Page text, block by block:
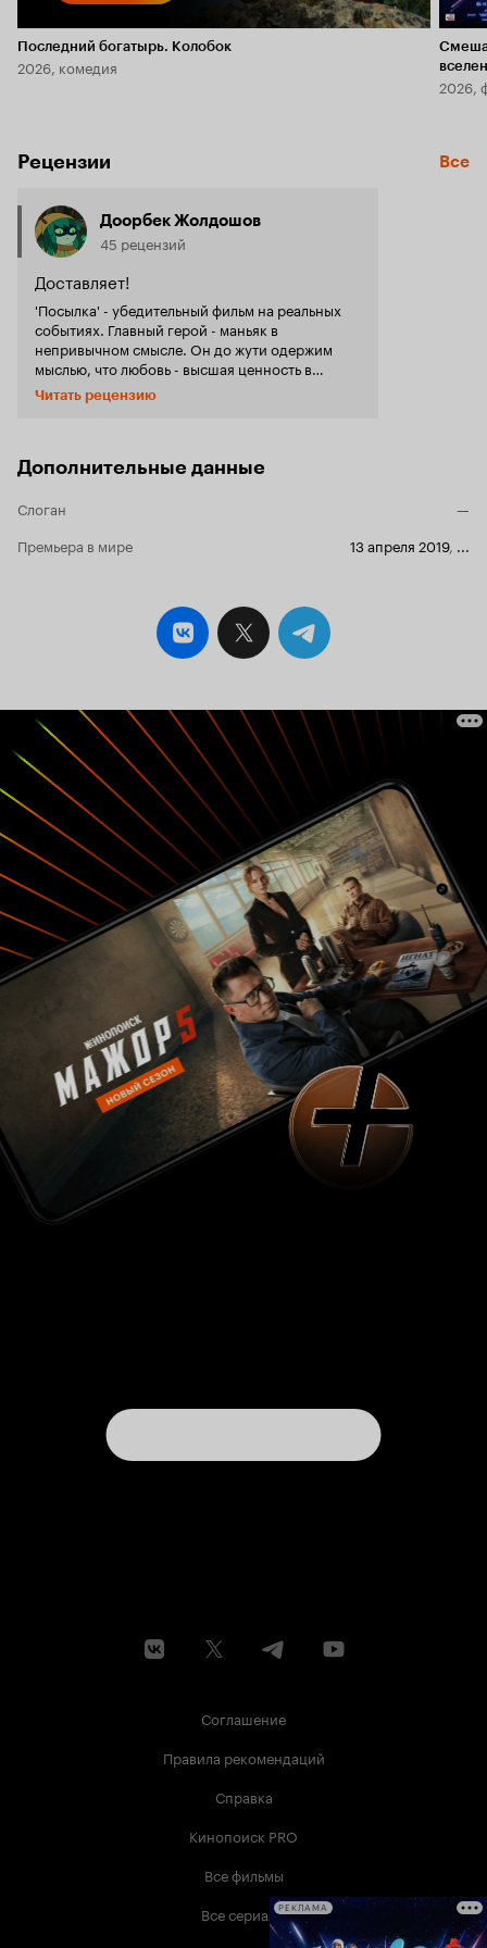
Последний богатырь. Колобок
2026, комедия
2026,
Рецензии Все
Доорбек Жолдошов
45 рецензий
Доставляет!
'Посылка' - убедительный фильм на реальных
событиях. Главный герой - маньяк в
непривычном смысле. Он до жути одержим
мыслью, что любовь - высшая ценность в
жизни. 'Одержимость любовью - слащавая
глупость' - аутсайдерская идея в кино. Её
драматичнее. Неожиданные повороты фильма
круты. Они серьёзно меняют картину героя из
невинного неудачника в жуткого типа,
остановить. Посылка вовремя раскрывает нам
карты. Даже то, что он говорит в конце,
Представить такого человека во время
просмотра фильма тяжело. В нелепости он
реалистичен, как немногие. Как комедия фильм
ненавязчив. Его комичность в событиях, но не
смотреть этот фильм с мыслью - поржать. В
подлинность событий фильма сложно
поверить. Поэтому даже когда происходит
смешное (секрет Кевина), это скорее шокирует
Бюджетность, лицо актёра, слабость звуковых
эффектов и отсутствие сцен от лица Кевина из
службы поддержки портят фильм. Очень
неспособствует погружению. В мало каких
фильмах я чувствовал себя настолько вне
фильма. 'Посылка' заслуживает убедительной
съёмки. Для спонтанного просмотра самое то.
Читать рецензию
Дополнительные данные
Слоган
—
Премьера в мире
13 апреля 2019,
Соглашение
Правила рекомендаций
Справка
Кинопоиск PRO
Все фильмы
Все сериалыРЕКЛАМА